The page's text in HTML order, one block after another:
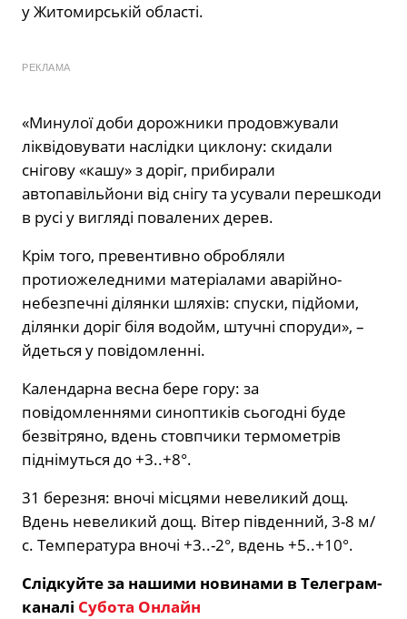
у Житомирській області.
РЕКЛАМА
«Минулої доби дорожники продовжували
ліквідовувати наслідки циклону: скидали
снігову «кашу» з доріг, прибирали
автопавільйони від снігу та усували перешкоди
в русі у вигляді повалених дерев.
Крім того, превентивно обробляли
протиожеледними матеріалами аварійно-
небезпечні ділянки шляхів: спуски, підйоми,
ділянки доріг біля водойм, штучні споруди», –
йдеться у повідомленні.
Календарна весна бере гору: за
повідомленнями синоптиків сьогодні буде
безвітряно, вдень стовпчики термометрів
піднімуться до +3..+8°.
31 березня: вночі місцями невеликий дощ.
Вдень невеликий дощ. Вітер південний, 3-8 м/
с. Температура вночі +3..-2°, вдень +5..+10°.
Слідкуйте за нашими новинами в Телеграм-
каналі Субота Онлайн